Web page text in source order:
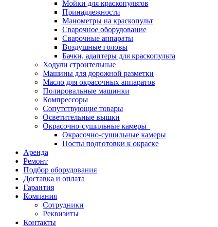
Мойки для краскопультов
Принадлежности
Манометры на краскопульт
Сварочное оборудование
Сварочные аппараты
Воздушные головы
Бачки, адаптеры для краскопульта
Ходули строительные
Машины для дорожной разметки
Масло для окрасочных аппаратов
Полировальные машинки
Компрессоры
Сопутствующие товары
Осветительные вышки
Окрасочно-сушильные камеры
Окрасочно-сушильные камеры
Посты подготовки к окраске
Аренда
Ремонт
Подбор оборудования
Доставка и оплата
Гарантия
Компания
Сотрудники
Реквизиты
Контакты